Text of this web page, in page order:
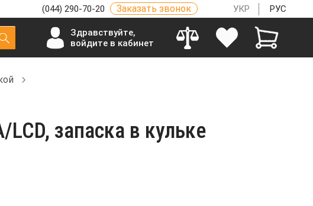
(044) 290-70-20 Заказать звонок УКР РУС
Здравствуйте,
войдите в кабинет
запаска в кульке